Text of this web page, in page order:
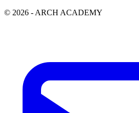
© 2026 - ARCH ACADEMY